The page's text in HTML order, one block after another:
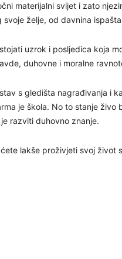
materijalni svijet i zato
želje, od davnina
uzrok i posljedica koja
duhovne i moralne
s gledišta nagrađivanja i
je škola. No to stanje živo
razviti duhovno znanje.
lakše proživjeti svoj život